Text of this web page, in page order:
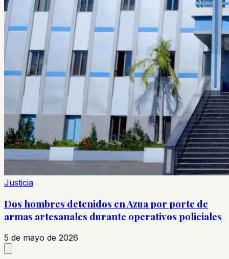
Justicia
Dos hombres detenidos en Azua por porte de
armas artesanales durante operativos policiales
5 de mayo de 2026